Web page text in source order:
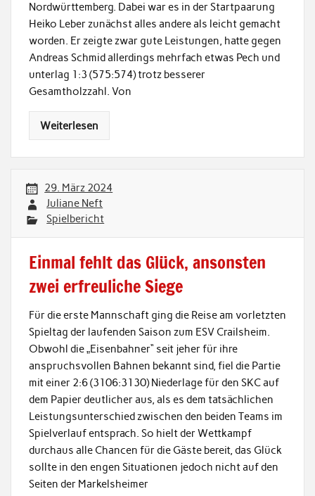
Nordwürttemberg. Dabei war es in der Startpaarung
Heiko Leber zunächst alles andere als leicht gemacht
worden. Er zeigte zwar gute Leistungen, hatte gegen
Andreas Schmid allerdings mehrfach etwas Pech und
unterlag 1:3 (575:574) trotz besserer
Gesamtholzzahl. Von
Weiterlesen
29. März 2024
Juliane Neft
Spielbericht
Einmal fehlt das Glück, ansonsten
zwei erfreuliche Siege
Für die erste Mannschaft ging die Reise am vorletzten
Spieltag der laufenden Saison zum ESV Crailsheim.
Obwohl die „Eisenbahner“ seit jeher für ihre
anspruchsvollen Bahnen bekannt sind, fiel die Partie
mit einer 2:6 (3106:3130) Niederlage für den SKC auf
dem Papier deutlicher aus, als es dem tatsächlichen
Leistungsunterschied zwischen den beiden Teams im
Spielverlauf entsprach. So hielt der Wettkampf
durchaus alle Chancen für die Gäste bereit, das Glück
sollte in den engen Situationen jedoch nicht auf den
Seiten der Markelsheimer